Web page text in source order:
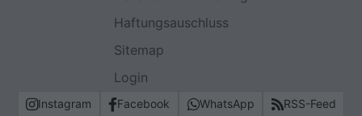
Haftungsauschluss
Sitemap
Login
Instagram Facebook WhatsApp RSS-Feed